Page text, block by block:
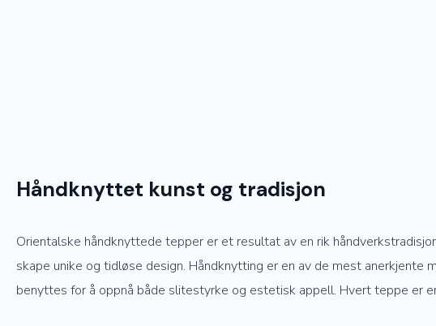
Håndknyttet kunst og tradisjon
Orientalske håndknyttede tepper er et resultat av en rik
skape unike og tidløse design. Håndknytting er en av de mest
benyttes for å oppnå både slitestyrke og estetisk appell. Hvert teppe er